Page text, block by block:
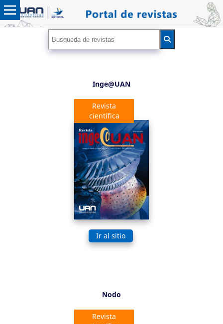
Inge@UAN
Revista
científica
Ir al sitio
Nodo
Revista